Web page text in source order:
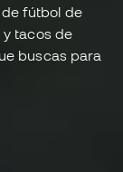
fútbol de
tacos de
buscas para